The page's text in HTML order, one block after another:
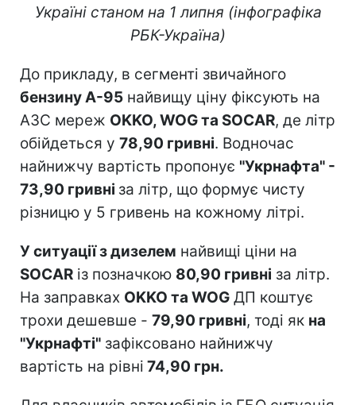
Україні станом на 1 липня (інфографіка
РБК-Україна)
До прикладу, в сегменті звичайного
бензину А-95 найвищу ціну фіксують на
АЗС мереж OKKO, WOG та SOCAR, де літр
обійдеться у 78,90 гривні. Водночас
найнижчу вартість пропонує "Укрнафта" -
73,90 гривні за літр, що формує чисту
різницю у 5 гривень на кожному літрі.
У ситуації з дизелем найвищі ціни на
SOCAR із позначкою 80,90 гривні за літр.
На заправках OKKO та WOG ДП коштує
трохи дешевше - 79,90 гривні, тоді як на
"Укрнафті" зафіксовано найнижчу
вартість на рівні 74,90 грн.